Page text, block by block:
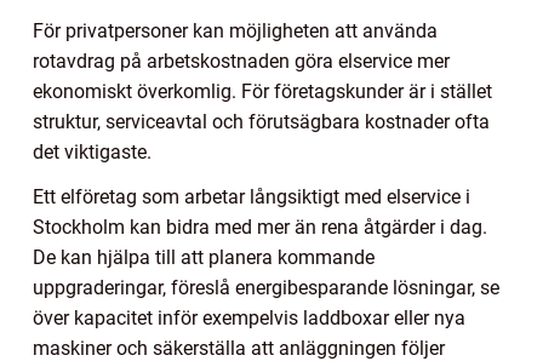
För privatpersoner kan möjligheten att använda
rotavdrag på arbetskostnaden göra elservice mer
ekonomiskt överkomlig. För företagskunder är i stället
struktur, serviceavtal och förutsägbara kostnader ofta
det viktigaste.
Ett elföretag som arbetar långsiktigt med elservice i
Stockholm kan bidra med mer än rena åtgärder i dag.
De kan hjälpa till att planera kommande
uppgraderingar, föreslå energibesparande lösningar, se
över kapacitet inför exempelvis laddboxar eller nya
maskiner och säkerställa att anläggningen följer